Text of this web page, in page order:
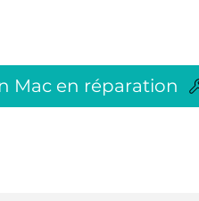
Mac en réparation